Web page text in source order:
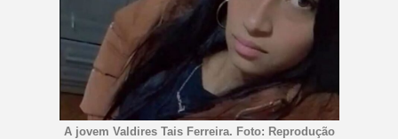
A jovem Valdires Tais Ferreira. Foto: Reprodução